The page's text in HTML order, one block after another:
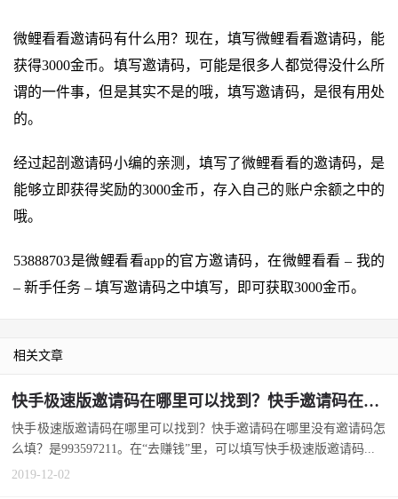
微鲤看看邀请码有什么用？现在，填写微鲤看看邀请码，能
获得3000金币。填写邀请码，可能是很多人都觉得没什么所
谓的一件事，但是其实不是的哦，填写邀请码，是很有用处
的。
经过起剖邀请码小编的亲测，填写了微鲤看看的邀请码，是
能够立即获得奖励的3000金币，存入自己的账户余额之中的
哦。
53888703是微鲤看看app的官方邀请码，在微鲤看看 – 我的
– 新手任务 – 填写邀请码之中填写，即可获取3000金币。
相关文章
快手极速版邀请码在哪里可以找到？快手邀请码在哪里没有邀请码怎么填？
快手极速版邀请码在哪里可以找到？快手邀请码在哪里没有邀请码怎
么填？是993597211。在“去赚钱”里，可以填写快手极速版邀请码...
2019-12-02